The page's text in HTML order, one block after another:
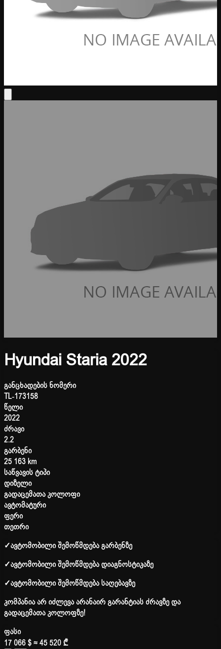
Hyundai Staria 2022
განცხადების ნომერი
TL-173158
წელი
2022
ძრავი
2.2
გარბენი
25 163 km
საწვავის ტიპი
დიზელი
გადაცემათა კოლოფი
ავტომატური
ფერი
თეთრი
✓ავტომობილი შემოწმდება გარბენზე
✓ავტომობილი შემოწმდება დიაგნოსტიკაზე
✓ავტომობილი შემოწმდება საღებავზე
კომპანია არ იძლევა არანაირ გარანტიას ძრავზე და
გადაცემათა კოლოფზე!
ფასი
17 066 $≈ 45 520 ₾